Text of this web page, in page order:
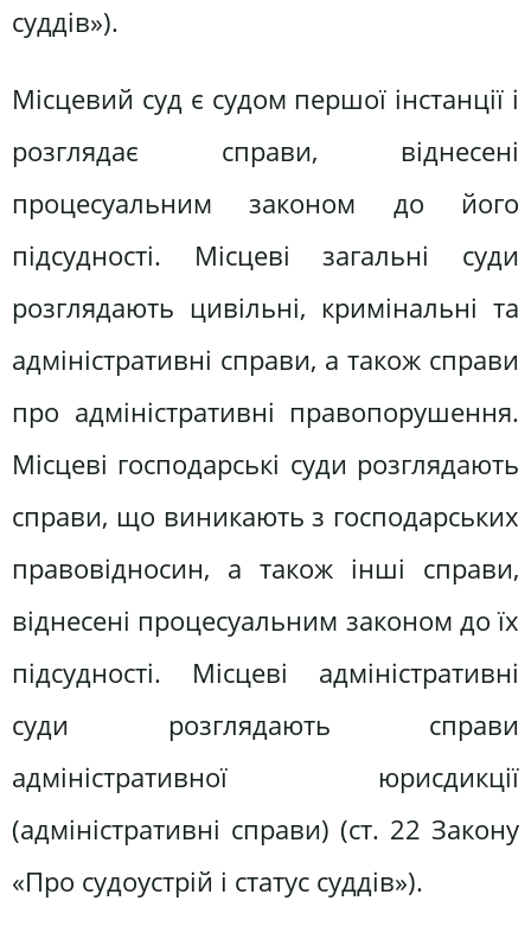
суддів»).
Місцевий суд є судом першої інстанції і
розглядає справи, віднесені
процесуальним законом до його
підсудності. Місцеві загальні суди
розглядають цивільні, кримінальні та
адміністративні справи, а також справи
про адміністративні правопорушення.
Місцеві господарські суди розглядають
справи, що виникають з господарських
правовідносин, а також інші справи,
віднесені процесуальним законом до їх
підсудності. Місцеві адміністративні
суди розглядають справи
адміністративної юрисдикції
(адміністративні справи) (ст. 22 Закону
«Про судоустрій і статус суддів»).